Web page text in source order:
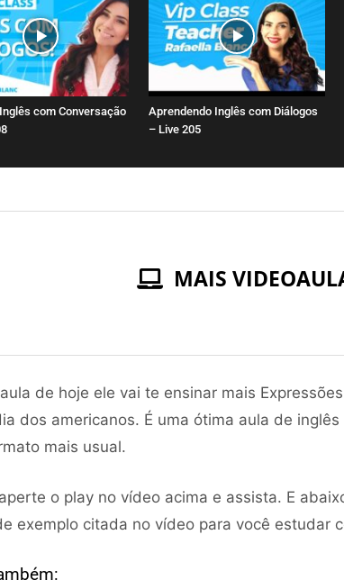
com Conversação
Aprendendo Inglês com Diálogos
– Live 205
MAIS
de hoje ele vai te ensinar mais
dos americanos. É uma ótima aula de
mais usual.
o play no vídeo acima e assista. E
exemplo citada no vídeo para você estudar